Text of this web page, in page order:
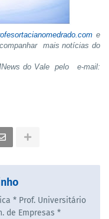
e
mais notícias do
do Vale pelo e-mail:
* Prof. Universitário
de Empresas *